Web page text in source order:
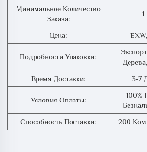
Минимальное Количество
Заказа:
Цена:
Подробности Упаковки:
Время Доставки:
3-7
Условия Оплаты:
100%
Способность Поставки:
200